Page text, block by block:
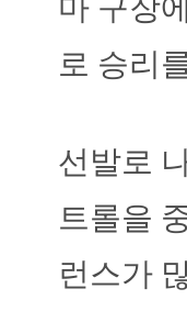
마 구장
로 승리
선발로
트롤을
런스가